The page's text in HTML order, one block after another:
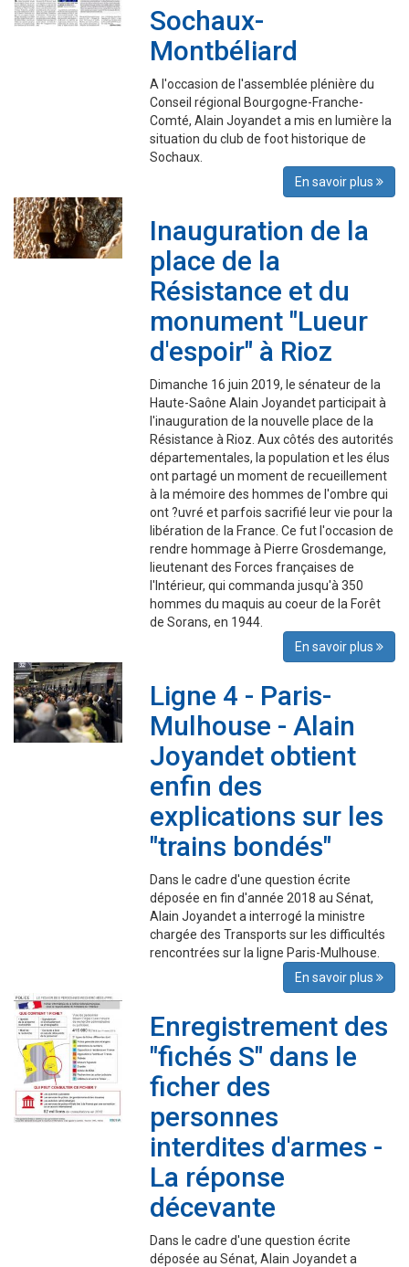
Sochaux-
Montbéliard
A l'occasion de l'assemblée plénière du
Conseil régional Bourgogne-Franche-
Comté, Alain Joyandet a mis en lumière la
situation du club de foot historique de
Sochaux.
En savoir plus
Inauguration de la
place de la
Résistance et du
monument "Lueur
d'espoir" à Rioz
Dimanche 16 juin 2019, le sénateur de la
Haute-Saône Alain Joyandet participait à
l'inauguration de la nouvelle place de la
Résistance à Rioz. Aux côtés des autorités
départementales, la population et les élus
ont partagé un moment de recueillement
à la mémoire des hommes de l'ombre qui
ont ?uvré et parfois sacrifié leur vie pour la
libération de la France. Ce fut l'occasion de
rendre hommage à Pierre Grosdemange,
lieutenant des Forces françaises de
l'Intérieur, qui commanda jusqu'à 350
hommes du maquis au coeur de la Forêt
de Sorans, en 1944.
En savoir plus
Ligne 4 - Paris-
Mulhouse - Alain
Joyandet obtient
enfin des
explications sur les
"trains bondés"
Dans le cadre d'une question écrite
déposée en fin d'année 2018 au Sénat,
Alain Joyandet a interrogé la ministre
chargée des Transports sur les difficultés
rencontrées sur la ligne Paris-Mulhouse.
En savoir plus
Enregistrement des
"fichés S" dans le
ficher des
personnes
interdites d'armes -
La réponse
décevante
Dans le cadre d'une question écrite
déposée au Sénat, Alain Joyandet a